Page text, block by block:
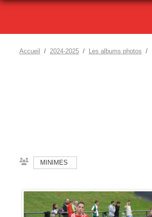
Accueil 2024-2025 Les albums photos
MINIMES